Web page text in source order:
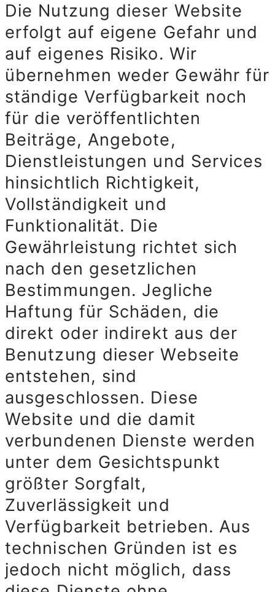
Die Nutzung dieser Website
erfolgt auf eigene Gefahr und
auf eigenes Risiko. Wir
übernehmen weder Gewähr für
ständige Verfügbarkeit noch
für die veröffentlichten
Beiträge, Angebote,
Dienstleistungen und Services
hinsichtlich Richtigkeit,
Vollständigkeit und
Funktionalität. Die
Gewährleistung richtet sich
nach den gesetzlichen
Bestimmungen. Jegliche
Haftung für Schäden, die
direkt oder indirekt aus der
Benutzung dieser Webseite
entstehen, sind
ausgeschlossen. Diese
Website und die damit
verbundenen Dienste werden
unter dem Gesichtspunkt
größter Sorgfalt,
Zuverlässigkeit und
Verfügbarkeit betrieben. Aus
technischen Gründen ist es
jedoch nicht möglich, dass